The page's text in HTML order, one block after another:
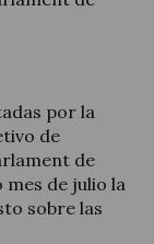
por la
de
de
mes de julio la
sobre las